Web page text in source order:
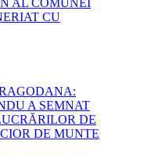
CU